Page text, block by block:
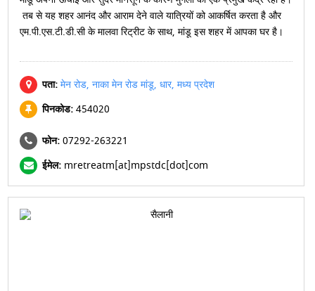
तब से यह शहर आनंद और आराम देने वाले यात्रियों को आकर्षित करता है और
एम.पी.एस.टी.डी.सी के मालवा रिट्रीट के साथ, मांडू इस शहर में आपका घर है।
पता: मेन रोड, नाका मेन रोड मांडू, धार, मध्य प्रदेश
पिनकोड:454020
फोन:07292-263221
ईमेल: mretreatm[at]mpstdc[dot]com